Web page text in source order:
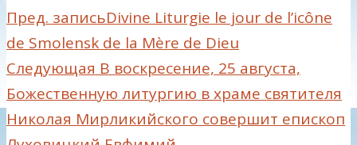
Пред. записьDivine Liturgie le jour de l’icône
de Smolensk de la Mère de Dieu
Следующая В воскресение, 25 августа,
Божественную литургию в храме святителя
Николая Мирликийского совершит епископ